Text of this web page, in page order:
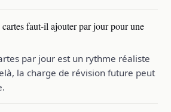
faut-il ajouter par jour pour une
par jour est un rythme réaliste
la charge de révision future peut